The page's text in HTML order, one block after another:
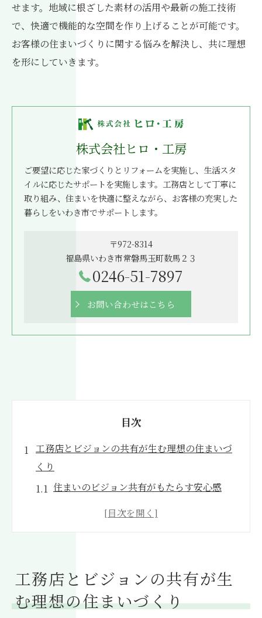
せます。地域に根ざした素材の活用や最新の施工技術
で、快適で機能的な空間を作り上げることが可能です。
お客様の住まいづくりに関する悩みを解決し、共に理想
を形にしていきます。
株式会社ヒロ・工房
ご要望に応じた家づくりとリフォームを実施し、生活スタ
イルに応じたサポートを実施します。工務店として丁寧に
取り組み、住まいを快適に整えながら、お客様の充実した
暮らしをいわき市でサポートします。
〒972-8314
福島県いわき市常磐馬玉町数馬２３
0246-51-7897
お問い合わせはこちら
目次
工務店とビジョンの共有が生む理想の住まいづ
くり
住まいのビジョン共有がもたらす安心感
顧客の理想を反映した設計プロセス
ビジョン共有が生む持続可能な住環境
顧客との緊密なコミュニケーションの秘訣
福島県いわき市で実現するビジョン共有の住ま
工務店とビジョンの共有が生
む理想の住まいづくり